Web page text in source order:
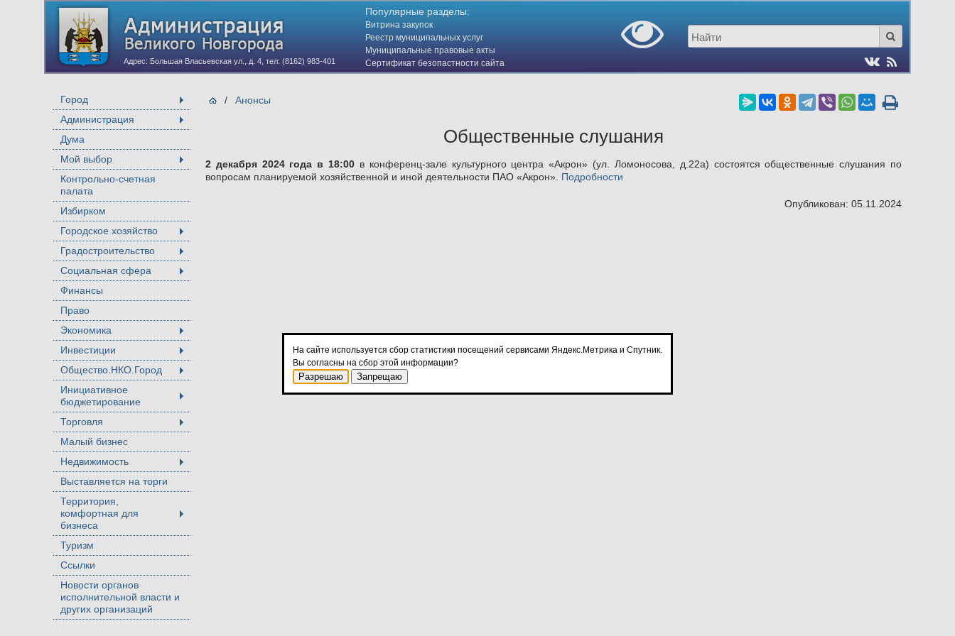
Адрес: Большая Власьевская ул., д. 4, тел: (8162) 983-401
Популярные разделы:
Витрина закупок
Реестр муниципальных услуг
Муниципальные правовые акты
Сертификат безопастности сайта
(HTTPS)
Город
Администрация
Дума
Мой выбор
Контрольно-счетная
палата
Избирком
Городское хозяйство
Градостроительство
Социальная сфера
Финансы
Право
Экономика
Инвестиции
Общество.НКО.Город
Инициативное
бюджетирование
Торговля
Малый бизнес
Недвижимость
Выставляется на торги
Территория,
комфортная для
бизнеса
Туризм
Ссылки
Новости органов
исполнительной власти и
других организаций
/ Анонсы
Общественные слушания
2 декабря 2024 года в 18:00 в конференц-зале культурного центра «Акрон» (ул. Ломоносова, д.22а) состоятся общественные слушания по
вопросам планируемой хозяйственной и иной деятельности ПАО «Акрон». Подробности
Опубликован: 05.11.2024
На сайте используется сбор статистики посещений сервисами Яндекс.Метрика и Спутник.
Вы согласны на сбор этой информации?
Разрешаю Запрещаю